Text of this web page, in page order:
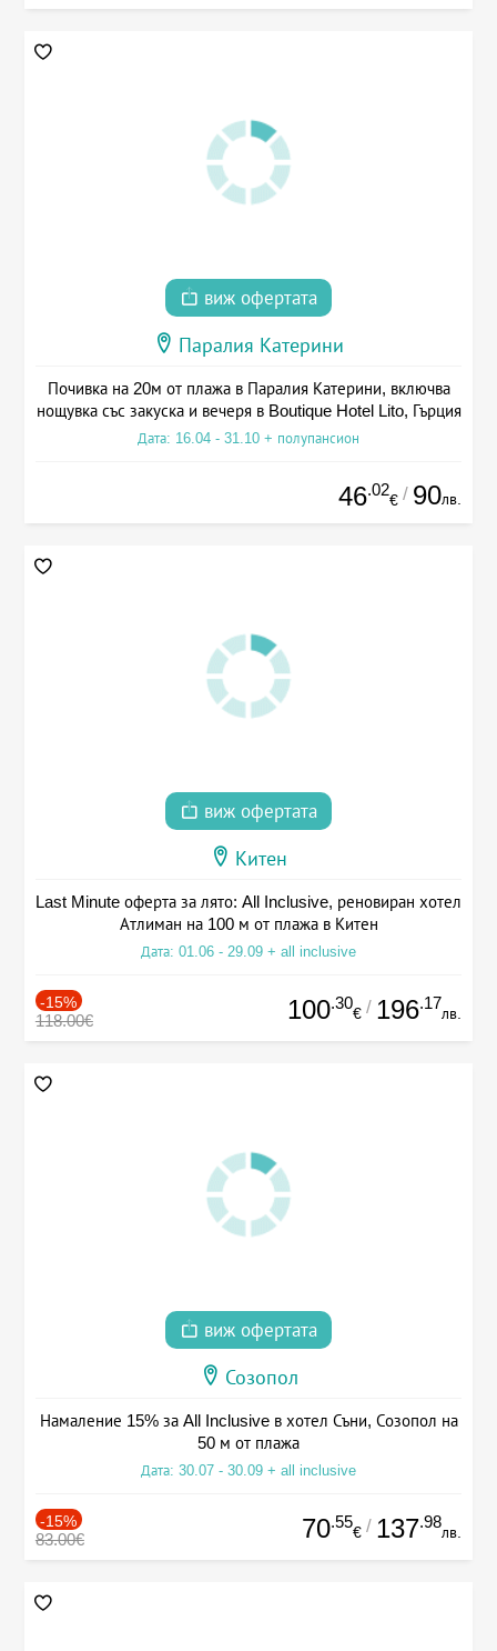
виж офертата
Паралия Катерини
Почивка на 20м от плажа в Паралия Катерини, включва
нощувка със закуска и вечеря в Boutique Hotel Lito, Гърция
Дата: 16.04 - 31.10 + полупансион
46.02
€ / 90лв.
виж офертата
Китен
Last Minute оферта за лято: All Inclusive, реновиран хотел
Атлиман на 100 м от плажа в Китен
Дата: 01.06 - 29.09 + all inclusive
-15%
118.00€ 100.30
€ / 196.17
лв.
виж офертата
Созопол
Намаление 15% за All Inclusive в хотел Съни, Созопол на
50 м от плажа
Дата: 30.07 - 30.09 + all inclusive
-15%
83.00€ 70.55
€ / 137.98
лв.